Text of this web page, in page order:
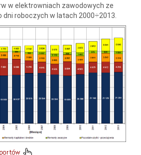
w elektrowniach zawodowych ze
roboczych w latach 2000÷2013.